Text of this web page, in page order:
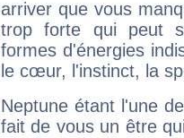
arriver que vous
trop forte qui peut
formes d'énergies
le cœur, l'instinct, la
Neptune étant l'une
fait de vous un être